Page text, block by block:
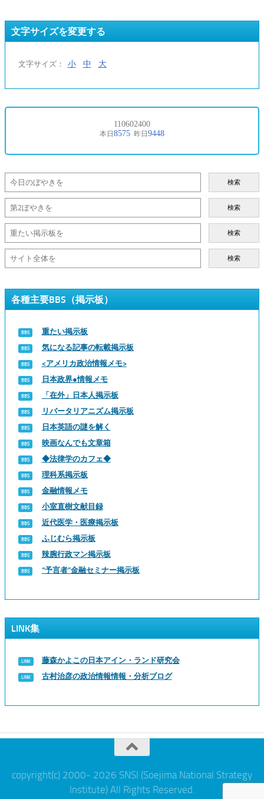
文字サイズを変更する
文字サイズ： 小 中 大
検索
検索
検索
検索
各種主要BBS（掲示板）
重たい掲示板
気になる記事の転載掲示板
<アメリカ政治情報メモ>
日本政界●情報メモ
「在外」日本人掲示板
リバータリアニズム掲示板
日本英語の謎を解く
映画なんでも文章箱
◆法律学のカフェ◆
理科系掲示板
金融情報メモ
小室直樹文献目録
近代医学・医療掲示板
ふじむら掲示板
辣腕行政マン掲示板
“予言者”金融セミナー掲示板
LINK集
藤森かよこの日本アイン・ランド研究会
古村治彦の政治情報情報・分析ブログ
copyright(c) 2000- 2026 SNSI (Soejima National Strategy
Institute) All Rights Reserved.